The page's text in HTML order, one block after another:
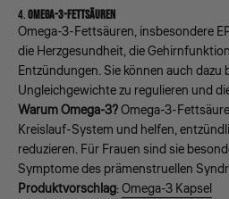
4.OMEGA-3-FETTSÄUREN
Omega-3-Fettsäuren, insbesondere
die Herzgesundheit, die
Entzündungen. Sie können auch dazu
Ungleichgewichte zu regulieren und
Warum Omega-3?Omega-3-
Kreislauf-System und helfen,
reduzieren. Für Frauen sind sie
Symptome des prämenstruellen
Produktvorschlag:Omega-3 Kapsel